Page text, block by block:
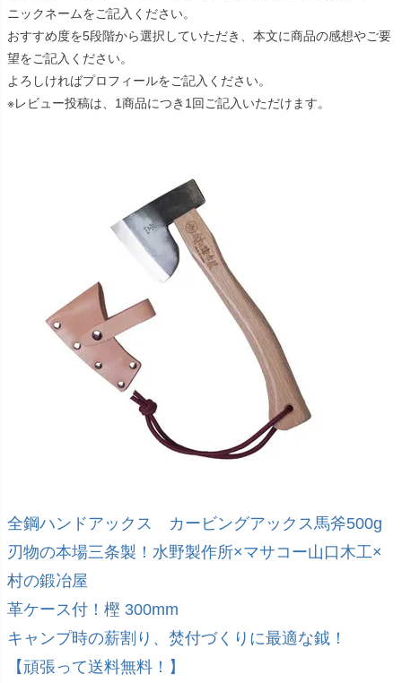
ニックネームをご記入ください。
おすすめ度を5段階から選択していただき、本文に商品の感想やご要
望をご記入ください。
よろしければプロフィールをご記入ください。
※レビュー投稿は、1商品につき1回ご記入いただけます。
全鋼ハンドアックス カービングアックス馬斧500g
刃物の本場三条製！水野製作所×マサコー山口木工×
村の鍛冶屋
革ケース付！樫 300mm
キャンプ時の薪割り、焚付づくりに最適な鉞！
【頑張って送料無料！】